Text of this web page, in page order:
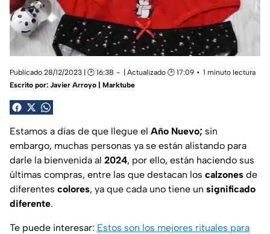
Publicado 28/12/2023 | 🕑 16:38 | Actualizado 🕑 17:09
1 minuto lectura
Escrito por: Javier Arroyo | Marktube
Estamos a días de que llegue el Año Nuevo; sin
embargo, muchas personas ya se están alistando para
darle la bienvenida al 2024, por ello, están haciendo sus
últimas compras, entre las que destacan los calzones de
diferentes colores, ya que cada uno tiene un significado
diferente.
Te puede interesar: Estos son los mejores rituales para